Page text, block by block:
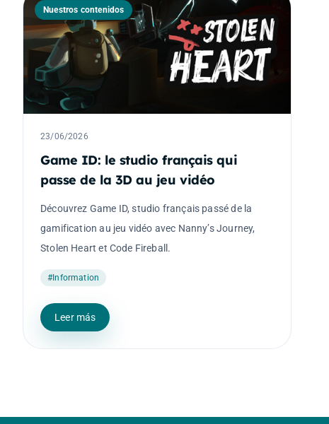
Nuestros contenidos
23/06/2026
Game ID: le studio français qui
passe de la 3D au jeu vidéo
Découvrez Game ID, studio français passé de la
gamification au jeu vidéo avec Nanny’s Journey,
Stolen Heart et Code Fireball.
#Information
Leer más